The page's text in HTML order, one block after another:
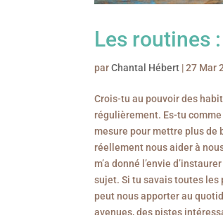
Les routines
parChantal Hébert |27 Mar
Crois-tu au pouvoir des
régulièrement. Es-tu
mesure pour mettre plus de
réellement nous aider à
m’a donné l’envie
sujet. Si tu savais toutes les
peut nous apporter au
avenues, des pistes